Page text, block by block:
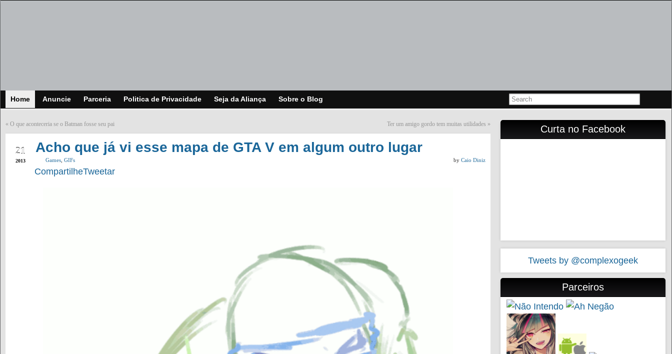
Home Anuncie Parceria Politica de Privacidade Seja da Aliança Sobre o Blog
« O que aconteceria se o Batman fosse seu pai Ter um amigo gordo tem muitas utilidades »
21
2013
Acho que já vi esse mapa de GTA V em algum outro lugar
Games GIFs by Caio Diniz
CompartilheTweetar
Curta no Facebook
Tweets by @complexogeek
Parceiros